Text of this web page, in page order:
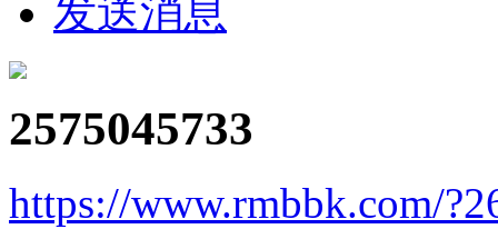
发送消息
2575045733
https://www.rmbbk.com/